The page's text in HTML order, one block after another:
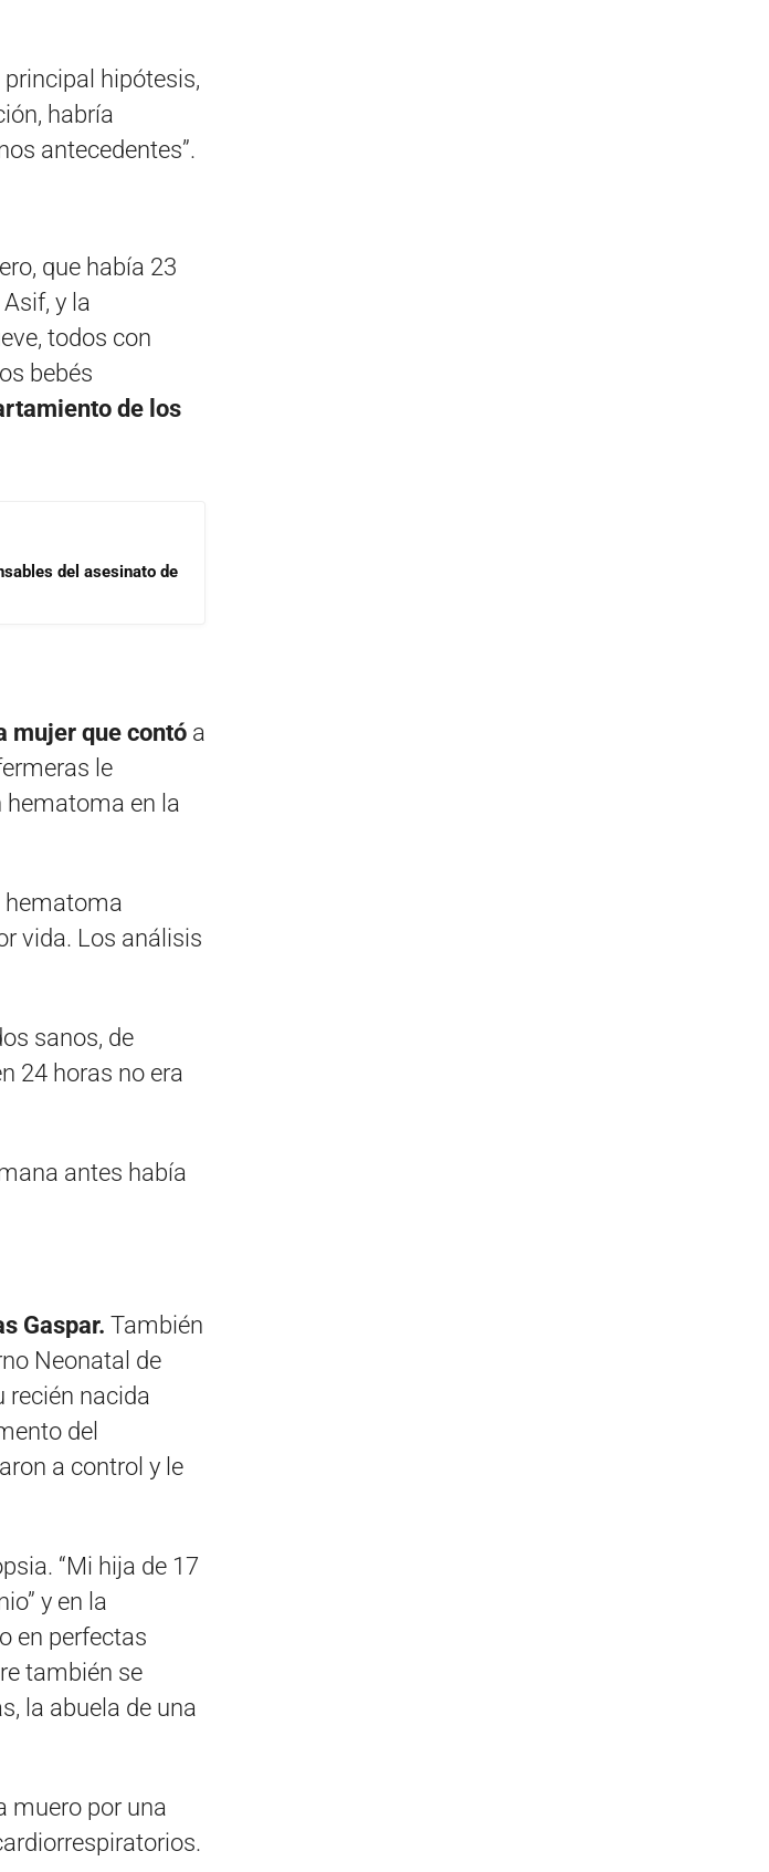
principal hipótesis,
habría
antecedentes”.
que había 23
y la
todos con
bebés
de los
del asesinato de
mujer que contó a
le
hematoma en la
hematoma
vida. Los análisis
sanos, de
24 horas no era
antes había
Gaspar. También
Neonatal de
recién nacida
del
a control y le
“Mi hija de 17
y en la
en perfectas
también se
la abuela de una
muero por una